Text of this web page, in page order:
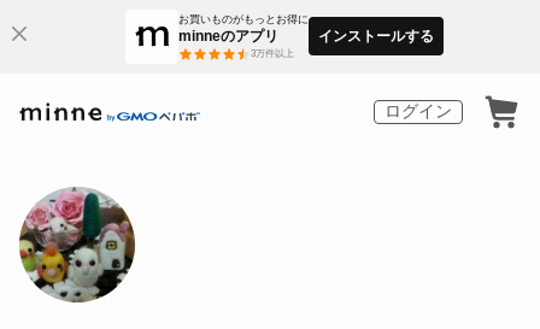
お買いものがもっとお得に
minneのアプリ
3万件以上
インストールする
ログイン